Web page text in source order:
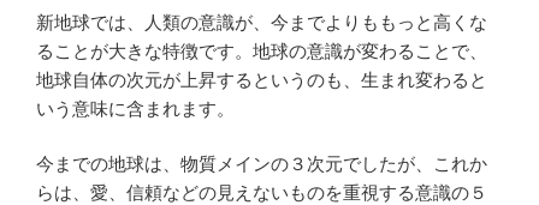
新地球では、人類の意識が、今までよりももっと高くな
ることが大きな特徴です。地球の意識が変わることで、
地球自体の次元が上昇するというのも、生まれ変わると
いう意味に含まれます。
今までの地球は、物質メインの３次元でしたが、これか
らは、愛、信頼などの見えないものを重視する意識の５